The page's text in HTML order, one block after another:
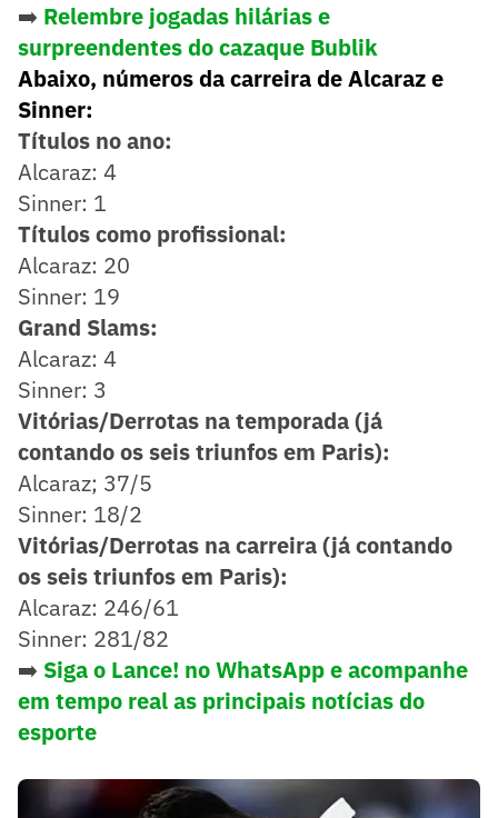
➡️ Relembre jogadas hilárias e
surpreendentes do cazaque Bublik
Abaixo, números da carreira de Alcaraz e
Sinner:
Títulos no ano:
Alcaraz: 4
Sinner: 1
Títulos como profissional:
Alcaraz: 20
Sinner: 19
Grand Slams:
Alcaraz: 4
Sinner: 3
Vitórias/Derrotas na temporada (já
contando os seis triunfos em Paris):
Alcaraz; 37/5
Sinner: 18/2
Vitórias/Derrotas na carreira (já contando
os seis triunfos em Paris):
Alcaraz: 246/61
Sinner: 281/82
➡️ Siga o Lance! no WhatsApp e acompanhe
em tempo real as principais notícias do
esporte